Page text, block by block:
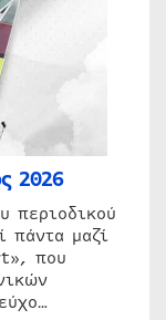
2026
περιοδικού
πάντα μαζί
που